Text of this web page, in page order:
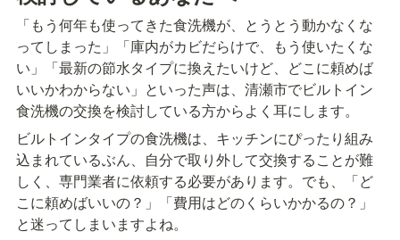
「もう何年も使ってきた食洗機が、とうとう動かなくな
ってしまった」「庫内がカビだらけで、もう使いたくな
い」「最新の節水タイプに換えたいけど、どこに頼めば
いいかわからない」といった声は、清瀬市でビルトイン
食洗機の交換を検討している方からよく耳にします。
ビルトインタイプの食洗機は、キッチンにぴったり組み
込まれているぶん、自分で取り外して交換することが難
しく、専門業者に依頼する必要があります。でも、「ど
こに頼めばいいの？」「費用はどのくらいかかるの？」
と迷ってしまいますよね。